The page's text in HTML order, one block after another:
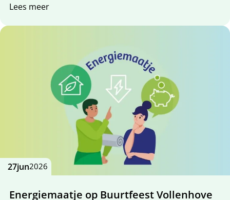
Lees meer
27jun2026
Energiemaatje op Buurtfeest Vollenhove